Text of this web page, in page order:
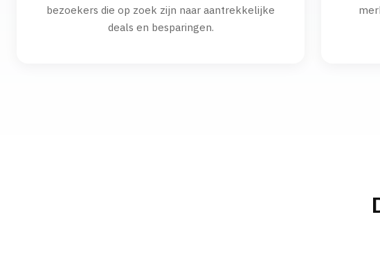
bezoekers die op zoek zijn naar aantrekkelijke
deals en besparingen.